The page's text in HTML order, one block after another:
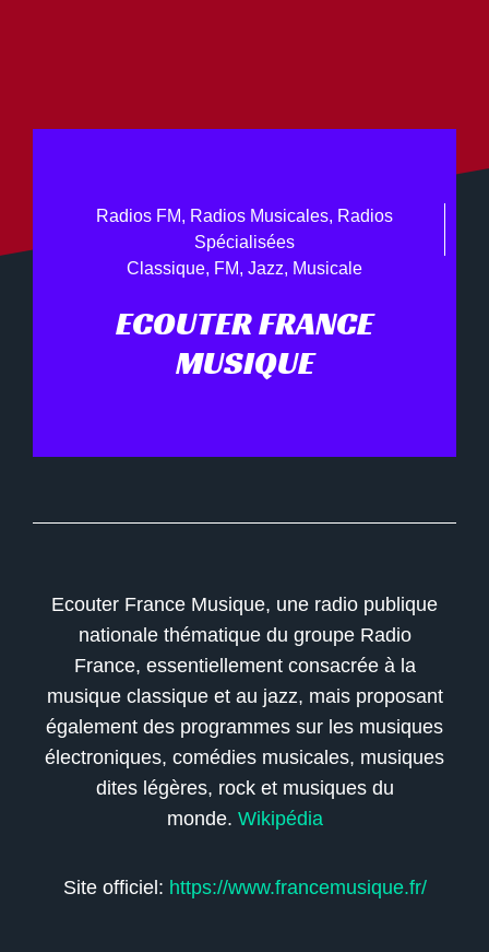
Radios FM, Radios Musicales, Radios
Spécialisées
Classique, FM, Jazz, Musicale
ECOUTER FRANCE
MUSIQUE
Ecouter France Musique, une radio publique
nationale thématique du groupe Radio
France, essentiellement consacrée à la
musique classique et au jazz, mais proposant
également des programmes sur les musiques
électroniques, comédies musicales, musiques
dites légères, rock et musiques du
monde. Wikipédia
Site officiel: https://www.francemusique.fr/